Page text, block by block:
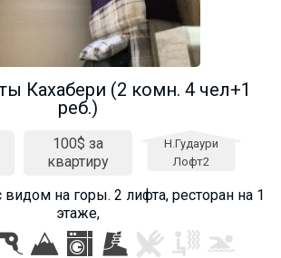
Кахабери (2 комн. 4 чел+1
реб.)
100$ за
квартиру
Н.Гудаури
Лофт2
видом на горы. 2 лифта, ресторан на 1
этаже,